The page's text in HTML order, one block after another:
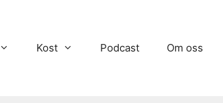
Kost Podcast Om oss